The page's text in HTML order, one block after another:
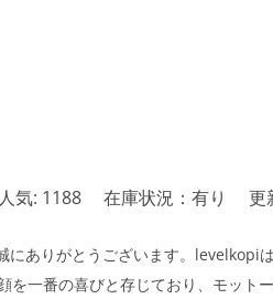
人気: 1188 在庫状況：有り 更
にありがとうございます。levelkopi
を一番の喜びと存じており、モット